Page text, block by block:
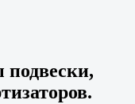
подвески,